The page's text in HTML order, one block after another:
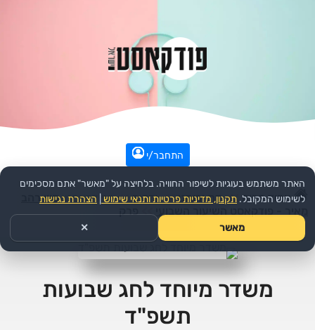
התחבר/י
עמוד הבית >> דת ורוחני >> יהדות >>הפודקאסט: סיון רהב
>>פרק
משדר מיוחד לחג שבועות
תשפ"ד
האתר משתמש בעוגיות לשיפור החוויה. בלחיצה על "מאשר" אתם מסכימים
לשימוש המקובל. תקנון, מדיניות פרטיות ותנאי שימוש הצהרת נגישות
מאשר ✕